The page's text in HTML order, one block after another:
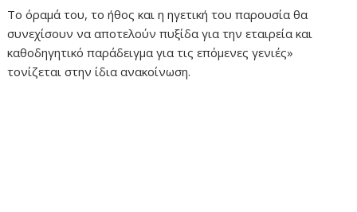
Το όραμά του, το ήθος και η ηγετική του παρουσία θα
συνεχίσουν να αποτελούν πυξίδα για την εταιρεία και
καθοδηγητικό παράδειγμα για τις επόμενες γενιές»
τονίζεται στην ίδια ανακοίνωση.